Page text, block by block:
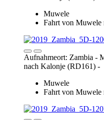
Aufnahmeort: Zambia -
nach Kalonje (RD161) -
Muwele
Fahrt von
Aufnahmeort: Zambia -
Muwele nach Kalonje
Chiundaponde
Fahrt von